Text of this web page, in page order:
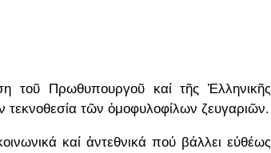
τοῦ Πρωθυπουργοῦ καί τῆς Ἑλληνικῆς
τῶν ὁμοφυλοφίλων ζευγαριῶν.
καί ἀντεθνικά πού βάλλει εὐθέως